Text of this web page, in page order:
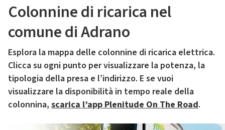
Colonnine di ricarica nel
comune di Adrano
Esplora la mappa delle colonnine di ricarica elettrica.
Clicca su ogni punto per visualizzare la potenza, la
tipologia della presa e l’indirizzo. E se vuoi
visualizzare la disponibilità in tempo reale della
colonnina, scarica l’app Plenitude On The Road.